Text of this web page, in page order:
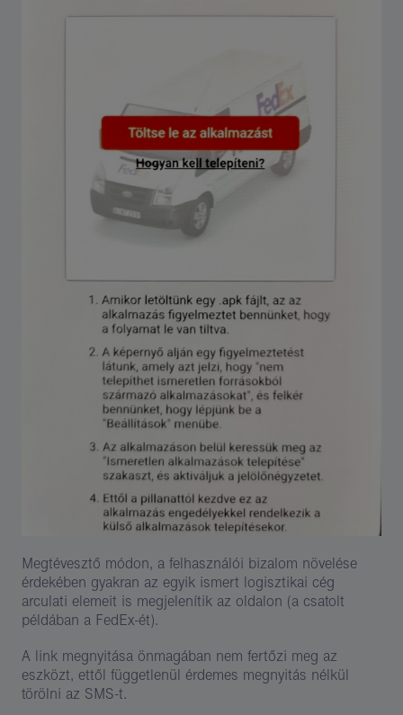
Megtévesztő módon, a felhasználói bizalom növelése
érdekében gyakran az egyik ismert logisztikai cég
arculati elemeit is megjelenítik az oldalon (a csatolt
példában a FedEx-ét).
A link megnyitása önmagában nem fertőzi meg az
eszközt, ettől függetlenül érdemes megnyitás nélkül
törölni az SMS-t.